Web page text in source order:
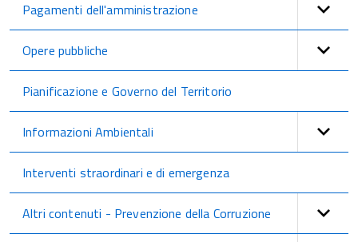
Pagamenti dell'amministrazione
Opere pubbliche
Pianificazione e Governo del Territorio
Informazioni Ambientali
Interventi straordinari e di emergenza
Altri contenuti - Prevenzione della Corruzione